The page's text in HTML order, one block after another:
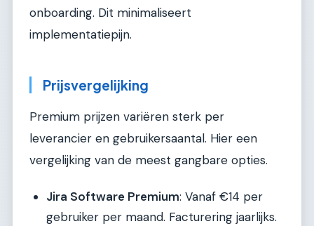
onboarding. Dit minimaliseert
implementatiepijn.
Prijsvergelijking
Premium prijzen variëren sterk per
leverancier en gebruikersaantal. Hier een
vergelijking van de meest gangbare opties.
Jira Software Premium: Vanaf €14 per
gebruiker per maand. Facturering jaarlijks.